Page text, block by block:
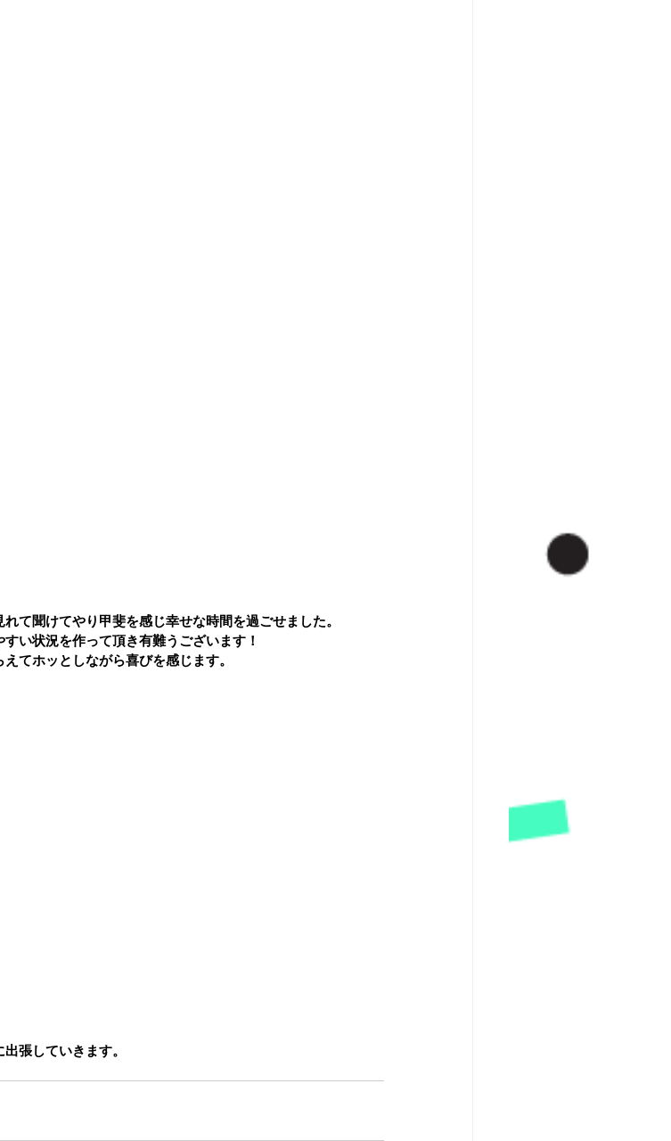
て聞けてやり甲斐を感じ幸せな時間を過ごせました。
い状況を作って頂き有難うございます！
てホッとしながら喜びを感じます。
張していきます。